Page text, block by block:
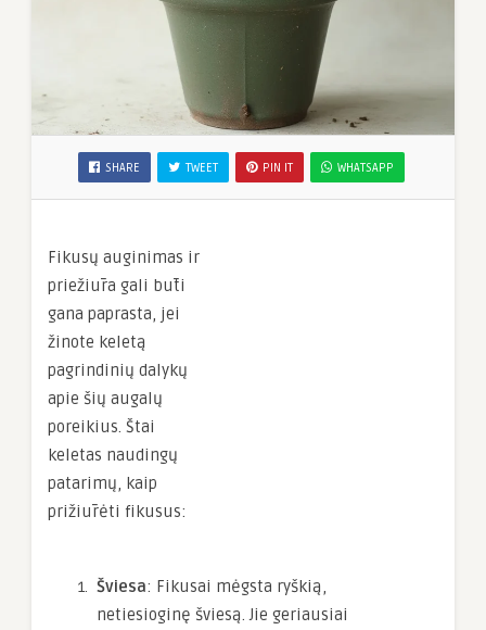
SHARE TWEET PIN IT WHATSAPP
Fikusų auginimas ir
priežiūra gali būti
gana paprasta, jei
žinote keletą
pagrindinių dalykų
apie šių augalų
poreikius. Štai
keletas naudingų
patarimų, kaip
prižiūrėti fikusus:
Šviesa: Fikusai mėgsta ryškią,
netiesioginę šviesą. Jie geriausiai